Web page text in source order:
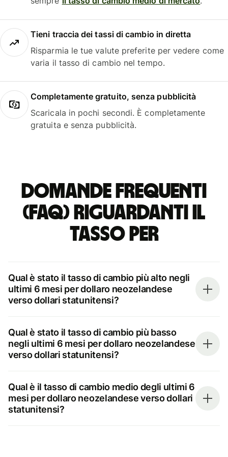
Tieni traccia dei tassi di cambio in diretta
Risparmia le tue valute preferite per vedere come
varia il tasso di cambio nel tempo.
Completamente gratuito, senza pubblicità
Scaricala in pochi secondi. È completamente
gratuita e senza pubblicità.
Domande frequenti
(FAQ) riguardanti il
tasso per
Qual è stato il tasso di cambio più alto negli
ultimi 6 mesi per dollaro neozelandese
verso dollari statunitensi?
Qual è stato il tasso di cambio più basso
negli ultimi 6 mesi per dollaro neozelandese
verso dollari statunitensi?
Qual è il tasso di cambio medio degli ultimi 6
mesi per dollaro neozelandese verso dollari
statunitensi?